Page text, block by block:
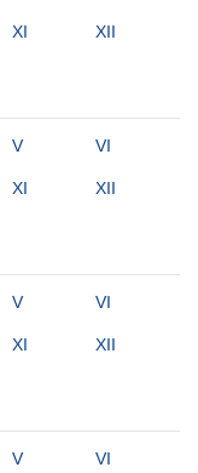
XI XII
V VI
XI XII
V VI
XI XII
V VI